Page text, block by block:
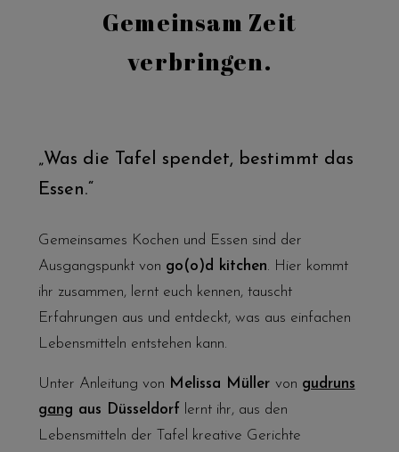
Gemeinsam Zeit
verbringen.
„Was die Tafel spendet, bestimmt das
Essen.“
Gemeinsames Kochen und Essen sind der
Ausgangspunkt von go(o)d kitchen. Hier kommt
ihr zusammen, lernt euch kennen, tauscht
Erfahrungen aus und entdeckt, was aus einfachen
Lebensmitteln entstehen kann.
Unter Anleitung von Melissa Müller von gudruns
gang aus Düsseldorf lernt ihr, aus den
Lebensmitteln der Tafel kreative Gerichte